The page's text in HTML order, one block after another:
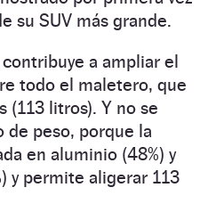
su SUV más grande.
a ampliar el
todo el maletero, que
(113 litros). Y no se
peso, porque la
en aluminio (48%) y
y permite aligerar 113